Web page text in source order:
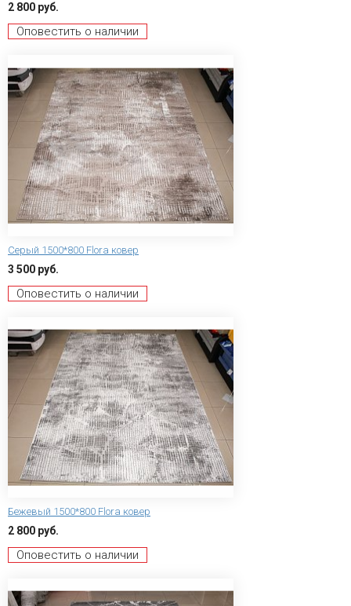
2 800 руб.
Оповестить о наличии
Серый 1500*800 Flora ковер
3 500 руб.
Оповестить о наличии
Бежевый 1500*800 Flora ковер
2 800 руб.
Оповестить о наличии